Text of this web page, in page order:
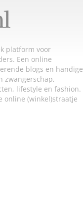
platform voor
Een online
blogs en handige
zwangerschap,
lifestyle en fashion.
online (winkel)straatje